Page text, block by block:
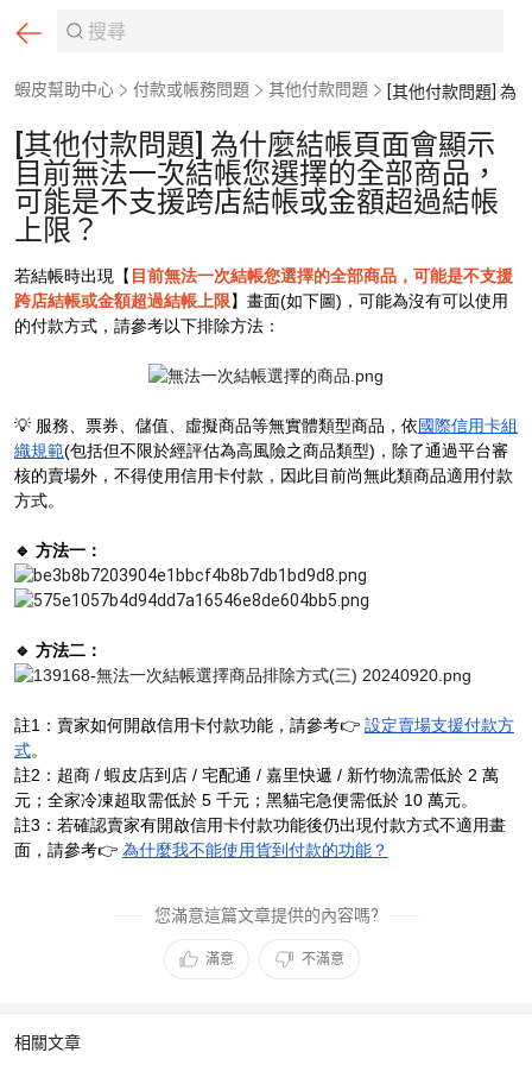
蝦皮幫助中心 付款或帳務問題 其他付款問題
[其他付款問題] 為什麼結帳頁面會顯示
目前無法一次結帳您選擇的全部商品，
可能是不支援跨店結帳或金額超過結帳
上限？
若結帳時出現【 目前無法一次結帳您選擇的全部商品，可能是不支援
跨店結帳或金額超過結帳上限】畫面(如下圖)，可能為沒有可以使用
的付款方式，請參考以下排除方法：
💡 服務、票券、儲值、虛擬商品等無實體類型商品，依國際信用卡組
織規範(包括但不限於經評估為高風險之商品類型)，除了通過平台審
核的賣場外，不得使用信用卡付款，因此目前尚無此類商品適用付款
方式。
🔹 方法一：
🔹 方法二：
註1：賣家如何開啟信用卡付款功能，請參考👉 設定賣場支援付款方
式。
註2：超商 / 蝦皮店到店 / 宅配通 / 嘉里快遞 / 新竹物流需低於 2 萬
元；全家冷凍超取需低於 5 千元；黑貓宅急便需低於 10 萬元。
註3：若確認賣家有開啟信用卡付款功能後仍出現付款方式不適用畫
面，請參考👉 為什麼我不能使用貨到付款的功能？
您滿意這篇文章提供的內容嗎?
滿意 不滿意
相關文章